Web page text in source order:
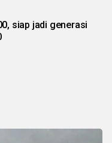
siap jadi generasi